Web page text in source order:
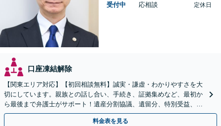
受付中
応相談
定休日
口座凍結解除
【関東エリア対応】【初回相談無料】誠実・謙虚・わかりやすさを大
切にしています。親族との話し合い、手続き、証拠集めなど、最初か
ら最後まで弁護士がサポート！遺産分割協議、遺留分、特別受益、使
い込み、相続放棄など、お任せ【弁護士歴15年以上】
料金表を見る